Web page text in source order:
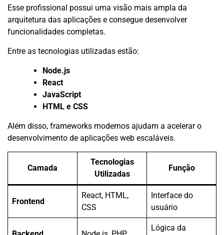
Esse profissional possui uma visão mais ampla da
arquitetura das aplicações e consegue desenvolver
funcionalidades completas.
Entre as tecnologias utilizadas estão:
Node.js
React
JavaScript
HTML e CSS
Além disso, frameworks modernos ajudam a acelerar o
desenvolvimento de aplicações web escaláveis.
Camada
Tecnologias
Utilizadas
Função
Frontend
React, HTML,
CSS
Interface do
usuário
Lógica da